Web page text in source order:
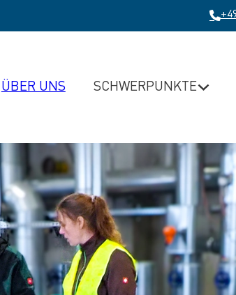
ÜBER UNS SCHWERPUNKTE